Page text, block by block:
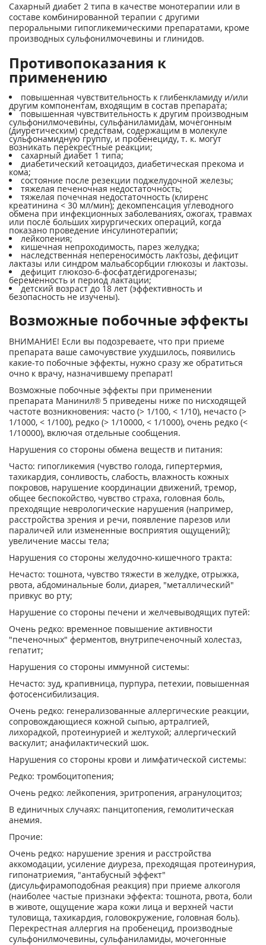
Сахарный диабет 2 типа в качестве монотерапии или в
составе комбинированной терапии с другими
пероральными гипогликемическими препаратами, кроме
производных сульфонилмочевины и глинидов.
Противопоказания к
применению
повышенная чувствительность к глибенкламиду и/или
другим компонентам, входящим в состав препарата;
повышенная чувствительность к другим производным
сульфонилмочевины, сульфаниламидам, мочегонным
(диуретическим) средствам, содержащим в молекуле
сульфонамидную группу, и пробенециду, т. к. могут
возникать перекрестные реакции;
сахарный диабет 1 типа;
диабетический кетоацидоз, диабетическая прекома и
кома;
состояние после резекции поджелудочной железы;
тяжелая печеночная недостаточность;
тяжелая почечная недостаточность (клиренс
креатинина < 30 мл/мин); декомпенсация углеводного
обмена при инфекционных заболеваниях, ожогах, травмах
или после больших хирургических операций, когда
показано проведение инсулинотерапии;
лейкопения;
кишечная непроходимость, парез желудка;
наследственная непереносимость лактозы, дефицит
лактазы или синдром мальабсорбции глюкозы и лактозы.
дефицит глюкозо-6-фосфатдегидрогеназы;
беременность и период лактации;
детский возраст до 18 лет (эффективность и
безопасность не изучены).
Возможные побочные эффекты
ВНИМАНИЕ! Если вы подозреваете, что при приеме
препарата ваше самочувствие ухудшилось, появились
какие-то побочные эффекты, нужно сразу же обратиться
очно к врачу, назначившему препарат!
Возможные побочные эффекты при применении
препарата Манинил® 5 приведены ниже по нисходящей
частоте возникновения: часто (> 1/100, < 1/10), нечасто (>
1/1000, < 1/100), редко (> 1/10000, < 1/1000), очень редко (<
1/10000), включая отдельные сообщения.
Нарушения со стороны обмена веществ и питания:
Часто: гипогликемия (чувство голода, гипертермия,
тахикардия, сонливость, слабость, влажность кожных
покровов, нарушение координации движений, тремор,
общее беспокойство, чувство страха, головная боль,
преходящие неврологические нарушения (например,
расстройства зрения и речи, появление парезов или
параличей или измененные восприятия ощущений);
увеличение массы тела;
Нарушения со стороны желудочно-кишечного тракта:
Нечасто: тошнота, чувство тяжести в желудке, отрыжка,
рвота, абдоминальные боли, диарея, "металлический"
привкус во рту;
Нарушение со стороны печени и желчевыводящих путей:
Очень редко: временное повышение активности
"печеночных" ферментов, внутрипеченочный холестаз,
гепатит;
Нарушения со стороны иммунной системы:
Нечасто: зуд, крапивница, пурпура, петехии, повышенная
фотосенсибилизация.
Очень редко: генерализованные аллергические реакции,
сопровождающиеся кожной сыпью, артралгией,
лихорадкой, протеинурией и желтухой; аллергический
васкулит; анафилактический шок.
Нарушения со стороны крови и лимфатической системы:
Редко: тромбоцитопения;
Очень редко: лейкопения, эритропения, агранулоцитоз;
В единичных случаях: панцитопения, гемолитическая
анемия.
Прочие:
Очень редко: нарушение зрения и расстройства
аккомодации, усиление диуреза, преходящая протеинурия,
гипонатриемия, "антабусный эффект"
(дисульфирамоподобная реакция) при приеме алкоголя
(наиболее частые признаки эффекта: тошнота, рвота, боли
в животе, ощущение жара кожи лица и верхней части
туловища, тахикардия, головокружение, головная боль).
Перекрестная аллергия на пробенецид, производные
сульфонилмочевины, сульфаниламиды, мочегонные